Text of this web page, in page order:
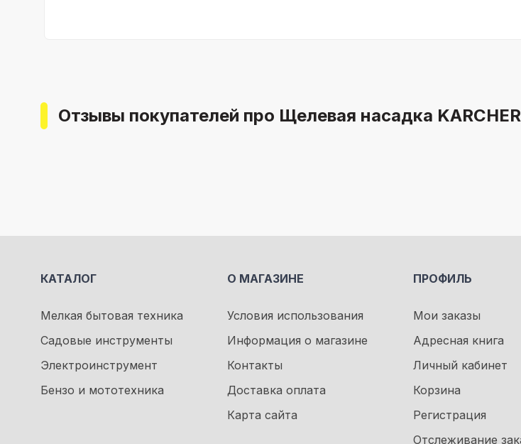
Отзывы покупателей про Щелевая насадка
КАТАЛОГ
Мелкая бытовая техника
Садовые инструменты
Электроинструмент
Бензо и мототехника
О МАГАЗИНЕ
Условия использования
Информация о магазине
Контакты
Доставка оплата
Карта сайта
ПРОФИЛЬ
Мои заказы
Адресная книга
Личный кабинет
Корзина
Регистрация
Отслеживание